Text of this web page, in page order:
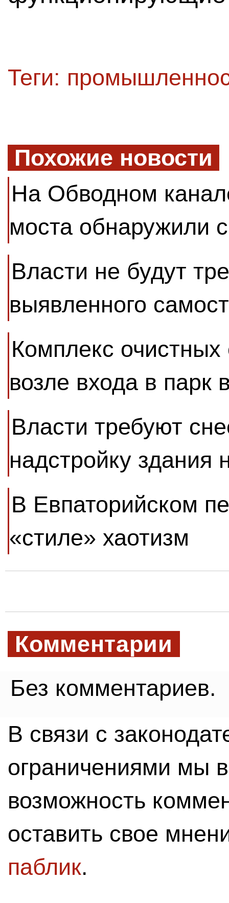
Теги:
Похожие новости
На Обводном
моста обнаружили
Власти не будут
выявленного
Комплекс
возле входа в парк
Власти требуют
надстройку здания
В Евпаторийском
«стиле» хаотизм
Комментарии
Без комментариев.
В связи с
ограничениями мы
возможность
оставить свое
паблик.